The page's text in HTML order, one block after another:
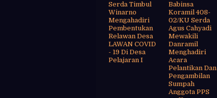
Serda Timbul
Winarno
Mengahadiri
Pembentukan
Relawan Desa
LAWAN COVID
- 19 Di Desa
Pelajaran I
Babinsa
Koramil 408-
02/KU Serda
Agus Cahyadi
Mewakili
Danramil
Menghadiri
Acara
Pelantikan Dan
Pengambilan
Sumpah
Anggota PPS